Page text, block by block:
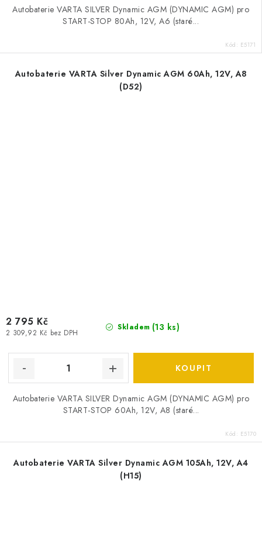
Autobaterie VARTA SILVER Dynamic AGM (DYNAMIC AGM) pro
START-STOP 80Ah, 12V, A6 (staré...
Kód: E5171
Autobaterie VARTA Silver Dynamic AGM 60Ah, 12V, A8
(D52)
Skladem (13 ks)
2 309,92 Kč bez DPH
2 795 Kč
Autobaterie VARTA SILVER Dynamic AGM (DYNAMIC AGM) pro
START-STOP 60Ah, 12V, A8 (staré...
Kód: E5170
Autobaterie VARTA Silver Dynamic AGM 105Ah, 12V, A4
(H15)